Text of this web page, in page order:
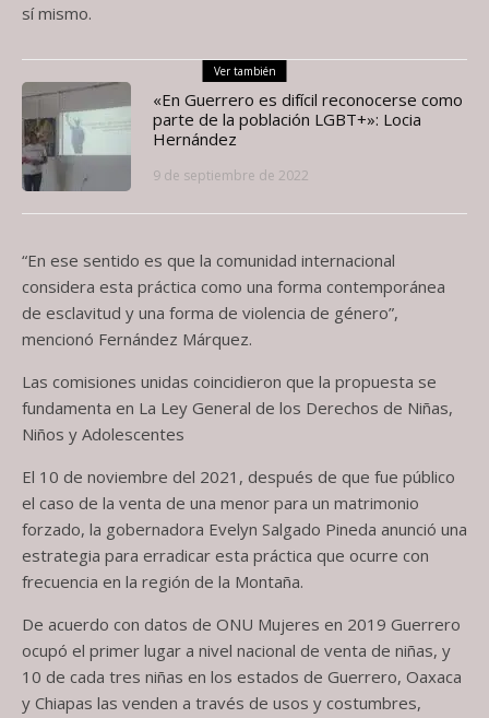
sí mismo.
Ver también
«En Guerrero es difícil reconocerse como
parte de la población LGBT+»: Locia
Hernández
9 de septiembre de 2022
“En ese sentido es que la comunidad internacional
considera esta práctica como una forma contemporánea
de esclavitud y una forma de violencia de género”,
mencionó Fernández Márquez.
Las comisiones unidas coincidieron que la propuesta se
fundamenta en La Ley General de los Derechos de Niñas,
Niños y Adolescentes
El 10 de noviembre del 2021, después de que fue público
el caso de la venta de una menor para un matrimonio
forzado, la gobernadora Evelyn Salgado Pineda anunció una
estrategia para erradicar esta práctica que ocurre con
frecuencia en la región de la Montaña.
De acuerdo con datos de ONU Mujeres en 2019 Guerrero
ocupó el primer lugar a nivel nacional de venta de niñas, y
10 de cada tres niñas en los estados de Guerrero, Oaxaca
y Chiapas las venden a través de usos y costumbres,